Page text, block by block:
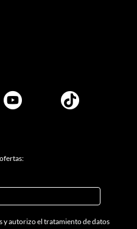
yautorizo el tratamiento de datos